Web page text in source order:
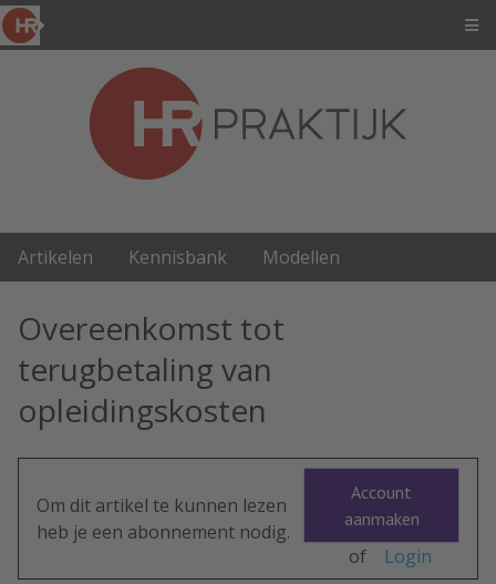
Artikelen Kennisbank Modellen
Overeenkomst tot
terugbetaling van
opleidingskosten
Om dit artikel te kunnen lezen
heb je een abonnement nodig.
Account
aanmaken
of Login